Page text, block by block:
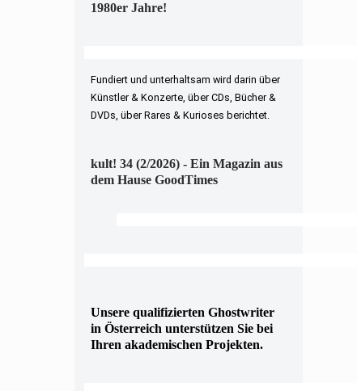
1980er Jahre!
Fundiert und unterhaltsam wird darin über
Künstler & Konzerte, über CDs, Bücher &
DVDs, über Rares & Kurioses berichtet.
kult! 34 (2/2026) - Ein Magazin aus
dem Hause GoodTimes
Unsere qualifizierten Ghostwriter
in Österreich unterstützen Sie bei
Ihren akademischen Projekten.